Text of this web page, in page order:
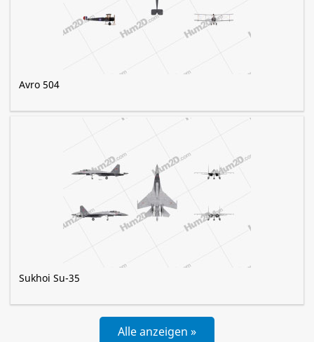
Avro 504
Sukhoi Su-35
Alle anzeigen »